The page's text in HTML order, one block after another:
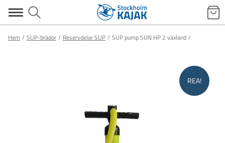
Hem SUP-brädor Reservdelar SUP SUP pump SUN HP 2 växland
REA!